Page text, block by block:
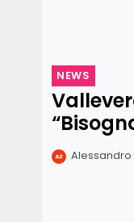
NEWS
Alessandro